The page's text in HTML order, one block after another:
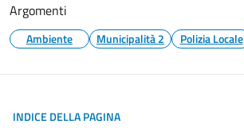
Argomenti
Ambiente Municipalità 2 Polizia Locale
INDICE DELLA PAGINA